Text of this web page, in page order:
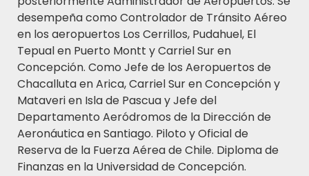
desempeña como Controlador de Tránsito Aéreo
en los aeropuertos Los Cerrillos, Pudahuel, El
Tepual en Puerto Montt y Carriel Sur en
Concepción. Como Jefe de los Aeropuertos de
Chacalluta en Arica, Carriel Sur en Concepción y
Mataveri en Isla de Pascua y Jefe del
Departamento Aeródromos de la Dirección de
Aeronáutica en Santiago. Piloto y Oficial de
Reserva de la Fuerza Aérea de Chile. Diploma de
Finanzas en la Universidad de Concepción.